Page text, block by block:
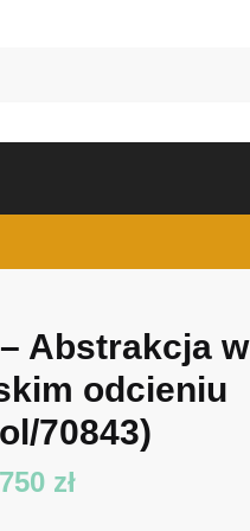
Abstrakcja w
odcieniu
70843)
750 złZakres